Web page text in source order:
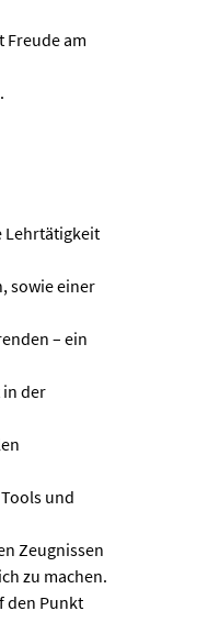
am
Lehrtätigkeit
sowie einer
– ein
in der
und
Zeugnissen
zu machen.
den Punkt